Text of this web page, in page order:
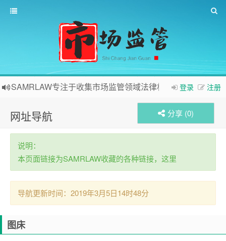
登录 注册
SAMRLAW专注于收集市场监管领域法律相关内容
网址导航 分享 (0)
说明：
本页面链接为SAMRLAW收藏的各种链接，这里
导航更新时间：2019年3月5日14时48分
图床